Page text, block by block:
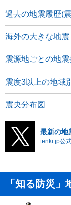
過去の地震履歴(
海外の大きな地震
震源地ごとの地
震度3以上の地域
震央分布図
最新の地
tenki.jp公
「知る防災」